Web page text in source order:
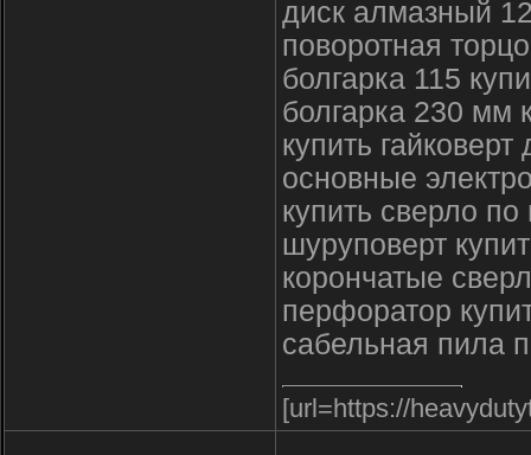
диск алмазный
поворотная
болгарка 115
болгарка 230 мм
купить
основные
купить сверло
шуруповерт
корончатые
перфоратор
сабельная пила
[url=https://